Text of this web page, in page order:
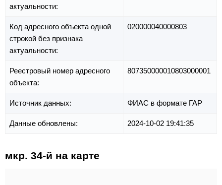
актуальности:
Код адресного объекта одной
строкой без признака
актуальности:
020000040000803
Реестровый номер адресного
объекта:
807350000010803000001
Источник данных: ФИАС в формате ГАР
Данные обновлены: 2024-10-02 19:41:35
мкр. 34-й на карте